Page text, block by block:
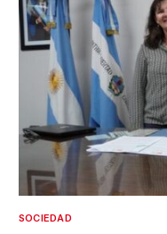
SOCIEDAD